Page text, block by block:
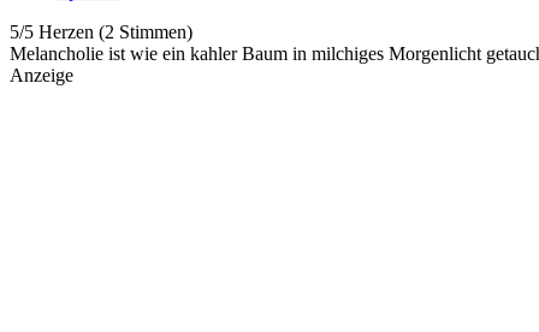
5/5 Herzen (2 Stimmen)
Melancholie ist wie ein kahler Baum in milchiges Morgenlicht
Anzeige